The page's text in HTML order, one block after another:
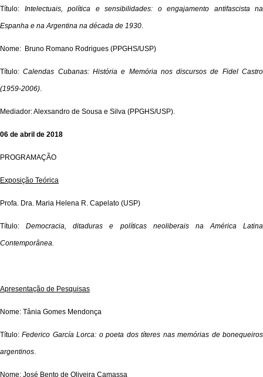
Título: Intelectuais, política e sensibilidades: o engajamento antifascista na
Espanha e na Argentina na década de 1930
Nome: Bruno Romano Rodrigues (PPGHS/USP)
Título:Calendas Cubanas: História e Memória nos discursos de Fidel Castro
(1959-2006)
Mediador: Alexsandro de Sousa e Silva (PPGHS/USP).
06 de abril de 2018
PROGRAMAÇÃO
Exposição Teórica
Profa. Dra. Maria Helena R. Capelato (USP)
Título: Democracia, ditaduras e políticas neoliberais na América Latina
Contemporânea.
Apresentação de Pesquisas
Nome: Tânia Gomes Mendonça
Título:Federico García Lorca: o poeta dos títeres nas memórias de bonequeiros
argentinos
Nome: José Bento de Oliveira Camassa